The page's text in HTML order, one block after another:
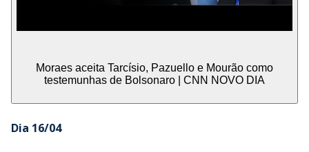
Moraes aceita Tarcísio, Pazuello e Mourão como
testemunhas de Bolsonaro | CNN NOVO DIA
Dia 16/04